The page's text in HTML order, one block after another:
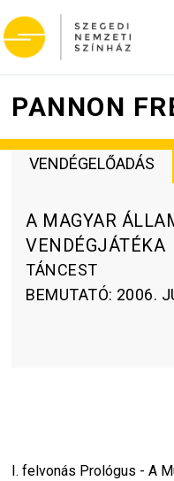
PANNON
VENDÉGELŐADÁS
A MAGYAR
VENDÉGJÁTÉKA
TÁNCEST
BEMUTATÓ: 2006.
I. felvonás Prológus - A